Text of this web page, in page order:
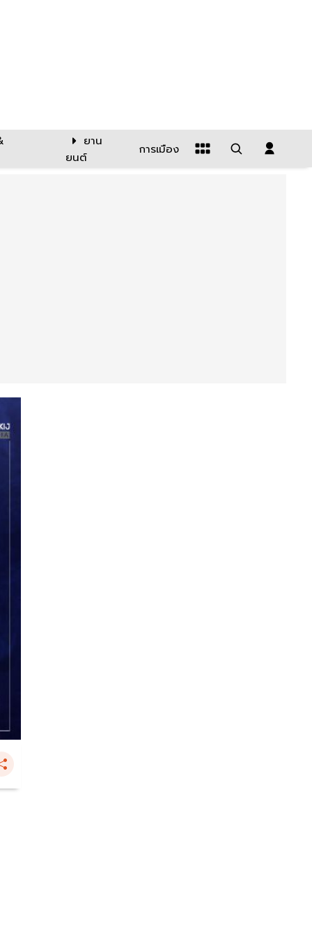
ยาน
ยนต์
การเมือง